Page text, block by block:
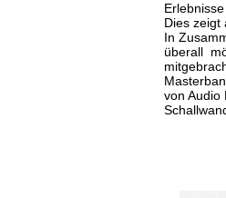
Dies zeigt
In
überall
von Audio